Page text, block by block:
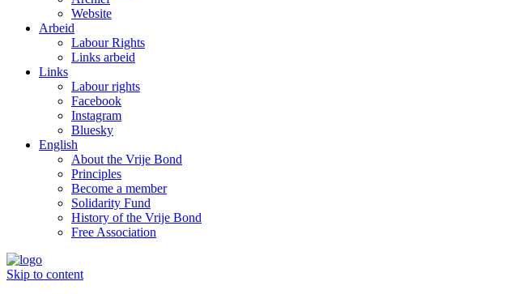
Website
Arbeid
Labour Rights
Links arbeid
Links
Labour rights
Facebook
Instagram
Bluesky
English
About the Vrije Bond
Principles
Become a member
Solidarity Fund
History of the Vrije Bond
Free Association
Skip to content